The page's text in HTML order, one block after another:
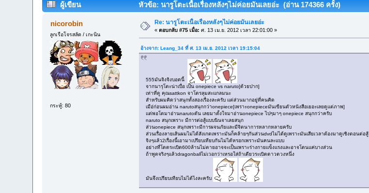
ผู้เขียน หัวข้อ: นารูโตะเนื้อเรื่องหลังๆไม่ค่อยมันเลยอ่ะ (อ่าน 174366 ครั้ง)
nicorobin
ลูกเรือโจรสลัด / เกะนิน
กระทู้: 80
Re: นารูโตะเนื้อเรื่องหลังๆไม่ค่อยมันเลยอ่ะ
«ตอบกลับ #75 เมื่อ: ศ. 13 เม.ย. 2012 เวลา 22:01:00 »
อ้างจาก: Leang_34 ที่ ศ. 13 เม.ย. 2012 เวลา 19:15:04
555มันจิงจิงบอดนี้
จากนารุโตะน่าเบื่อ เป็น onepiece vs naruto[ด้วยปาก]
เท่าที่ดู คุณsattkon จาโดรลุมสะแกลมนะ
สำหรับผมคิดว่าสนุกทั้งสองเรื่องละครับ แต่ส่วนมากอยู่ที่คนคิด
เมือ่ก่อนผมอ่าน narutoสนุกกว่าonepiece[เพราะonepieceมันเขียนตัวหนังสือเยอะเลยดูแต่ภาพ]
แต่พอโตมาอ่านnarutoตัน เลยมาตั้งใจมาอ่านonepiece ไปๆมาๆ onepiece สนุกกว่าครับ
naruto สนุกเพราะ มีการต่อสู้แบบนินจาเลยสนุก
ส่วนonepiece สนุกเพราะมีการผจนภัยและมีจิตนาการหลากหลายครับ
ส่วนเรื่องลายเส้นผมไม่ได้สังเกตเพราะมันก็คล้ายๆกันส่วนdvdไม่ได้ดูเพราะมันเสียเวลาต้องมาดูเชิงตอนต่อสู้
จิงๆแล้ว2เรื่องนี้เอามาเปรียบเทียบกันไม่ได้หรอกเพราะมันคนละแบบ
อย่างที่โดดระเบิด600ล้านไม่ตายอาจจะเป็นเพราะร่างกายแข็งแรงและอาจโดนแค่บางส่วน
ถ้าพูดจริงๆแล้วdragonballไม่เวอกว่าเหรอใส่ถ้าเดียวระเบิดดาวดวงหนึ่ง
มันจึงเปรียบเทียบไม่ได้ไงละครับ